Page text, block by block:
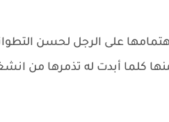
على الرجل لحسن
كلما أبدت له تذمرها من